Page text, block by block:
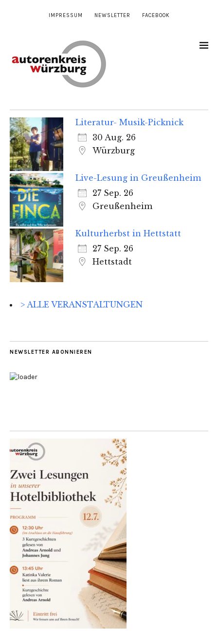
IMPRESSUM NEWSLETTER FACEBOOK
Literatur- Musik-Picknick
30 Aug. 26
Würzburg
Live-Lesung in Greußenheim
27 Sep. 26
Greußenheim
Kulturherbst in Hettstatt
27 Sep. 26
Hettstadt
> ALLE VERANSTALTUNGEN
NEWSLETTER ABONNIEREN